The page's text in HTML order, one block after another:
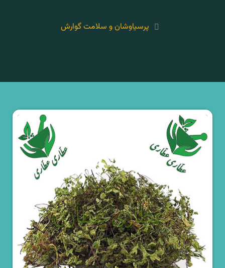
پرسیاوشان و سلامت گوارش